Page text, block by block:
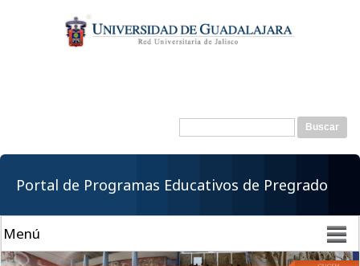
contenido
principal
Formulario de
Buscar
Portal de Programas Educativos de Pregrado